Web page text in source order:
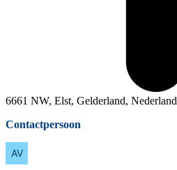
6661 NW, Elst, Gelderland, Nederland
Contactpersoon